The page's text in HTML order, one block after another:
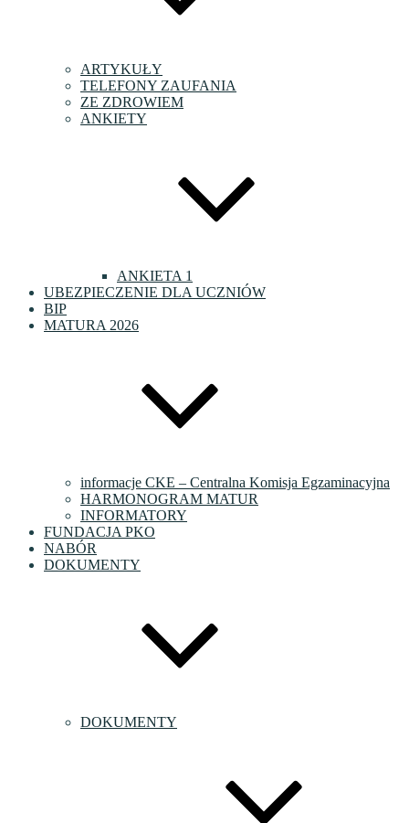
ARTYKUŁY
TELEFONY ZAUFANIA
ZE ZDROWIEM
ANKIETY
ANKIETA 1
UBEZPIECZENIE DLA UCZNIÓW
BIP
MATURA 2026
informacje CKE – Centralna Komisja Egzaminacyjna
HARMONOGRAM MATUR
INFORMATORY
FUNDACJA PKO
NABÓR
DOKUMENTY
DOKUMENTY